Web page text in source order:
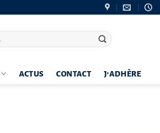
ACTUS CONTACT J’ADHÈRE